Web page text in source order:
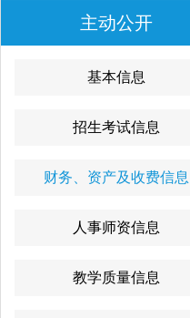
主动公开
基本信息
招生考试信息
财务、资产及收费信息
人事师资信息
教学质量信息